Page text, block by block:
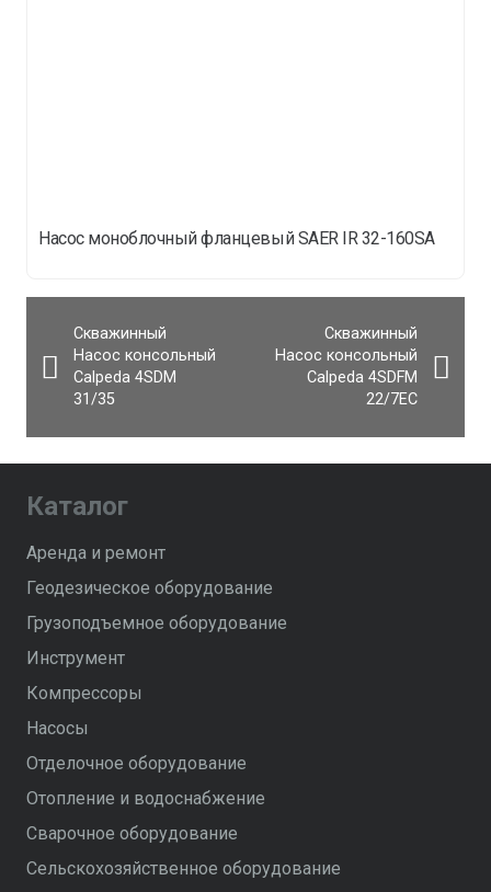
Насос моноблочный фланцевый SAER IR 32-160SA
Скважинный
Насос консольный
Calpeda 4SDM
31/35
Скважинный
Насос консольный
Calpeda 4SDFM
22/7EC
Каталог
Аренда и ремонт
Геодезическое оборудование
Грузоподъемное оборудование
Инструмент
Компрессоры
Насосы
Отделочное оборудование
Отопление и водоснабжение
Сварочное оборудование
Сельскохозяйственное оборудование